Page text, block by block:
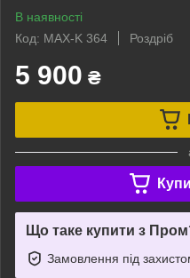
В наявності
Код: MAX-K 364
Роздріб
5 900 ₴
Що таке купити з
Замовлення під